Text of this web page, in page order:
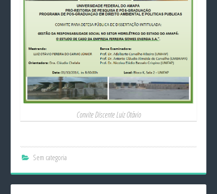
Convite Discente Luiz Otávio
Sem categoria